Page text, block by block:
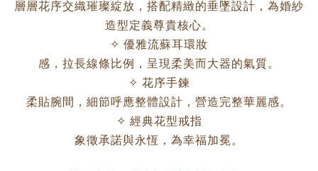
層層花序交織璀璨綻放，搭配精緻的垂墜設計，為婚紗
造型定義尊貴核心。
✧ 優雅流蘇耳環妝
感，拉長線條比例，呈現柔美而大器的氣質。
✧ 花序手鍊
柔貼腕間，細節呼應整體設計，營造完整華麗感。
✧ 經典花型戒指
象徵承諾與永恆，為幸福加冕。